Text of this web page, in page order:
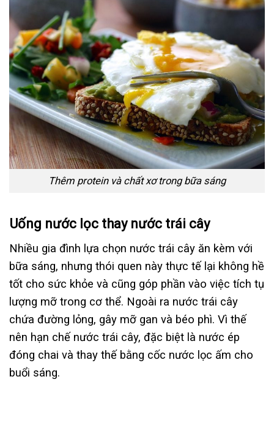
Thêm protein và chất xơ trong bữa sáng
Uống nước lọc thay nước trái cây
Nhiều gia đình lựa chọn nước trái cây ăn kèm với
bữa sáng, nhưng thói quen này thực tế lại không hề
tốt cho sức khỏe và cũng góp phần vào việc tích tụ
lượng mỡ trong cơ thể. Ngoài ra nước trái cây
chứa đường lỏng, gây mỡ gan và béo phì. Vì thế
nên hạn chế nước trái cây, đặc biệt là nước ép
đóng chai và thay thế bằng cốc nước lọc ấm cho
buổi sáng.